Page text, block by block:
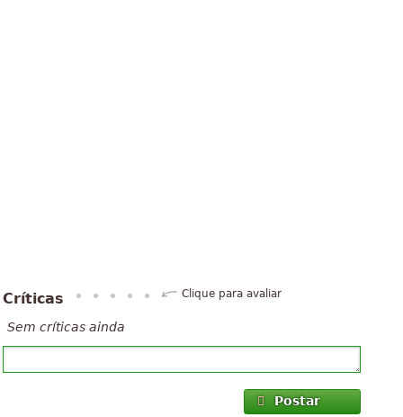
Críticas Clique para avaliar
Sem críticas ainda
Postar